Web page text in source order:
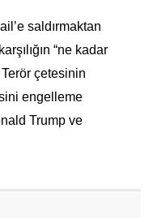
saldırmaktan
“ne kadar
çetesinin
engelleme
Trump ve